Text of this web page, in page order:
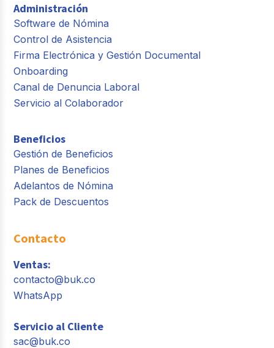
Administración
Software de Nómina
Control de Asistencia
Firma Electrónica y Gestión Documental
Onboarding
Canal de Denuncia Laboral
Servicio al Colaborador
Beneficios
Gestión de Beneficios
Planes de Beneficios
Adelantos de Nómina
Pack de Descuentos
Contacto
Ventas:
contacto@buk.co
WhatsApp
Servicio al Cliente
sac@buk.co